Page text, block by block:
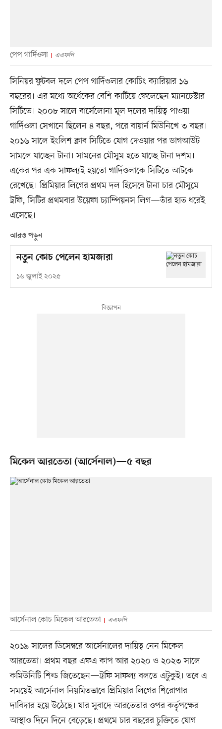
পেপ গার্দিওলা এএফপি
সিনিয়র ফুটবল দলে পেপ গার্দিওলার কোচিং ক্যারিয়ার ১৬
বছরের। এর মধ্যে অর্ধেকের বেশি কাটিয়ে ফেলেছেন ম্যানচেস্টার
সিটিতে। ২০০৮ সালে বার্সেলোনা মূল দলের দায়িত্ব পাওয়া
গার্দিওলা সেখানে ছিলেন ৪ বছর, পরে বায়ার্ন মিউনিখে ৩ বছর।
২০১৬ সালে ইংলিশ ক্লাব সিটিতে যোগ দেওয়ার পর ডাগআউট
সামলে যাচ্ছেন টানা। সামনের মৌসুম হতে যাচ্ছে টানা দশম।
একের পর এক সাফল্যই হয়তো গার্দিওলাকে সিটিতে আটকে
রেখেছে। প্রিমিয়ার লিগের প্রথম দল হিসেবে টানা চার মৌসুমে
ট্রফি, সিটির প্রথমবার উয়েফা চ্যাম্পিয়নস লিগ—তাঁর হাত ধরেই
এসেছে।
আরও পড়ুন
নতুন কোচ পেলেন হামজারা
১৬ জুলাই ২০২৫
মিকেল আরতেতা (আর্সেনাল)—৫ বছর
আর্সেনাল কোচ মিকেল আরতেতা এএফপি
২০১৯ সালের ডিসেম্বরে আর্সেনালের দায়িত্ব নেন মিকেল
আরতেতা। প্রথম বছর এফএ কাপ আর ২০২০ ও ২০২৩ সালে
কমিউনিটি শিল্ড জিতেছেন—ট্রফি সাফল্য বলতে এটুকুই। তবে এ
সময়েই আর্সেনাল নিয়মিতভাবে প্রিমিয়ার লিগের শিরোপার
দাবিদার হয়ে উঠেছে। যার সুবাদে আরতেতার ওপর কর্তৃপক্ষের
আস্থাও দিনে দিনে বেড়েছে। প্রথমে চার বছরের চুক্তিতে যোগ